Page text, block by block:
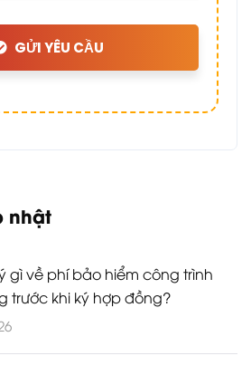
GỬI YÊU CẦU
nhật
gì về phí bảo hiểm công trình
trước khi ký hợp đồng?